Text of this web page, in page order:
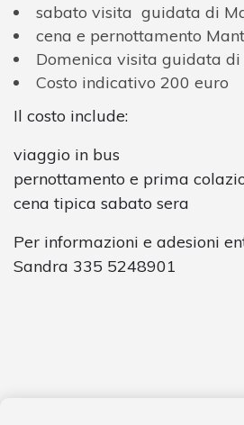
sabato visita guidata di
cena e pernottamento
Domenica visita guidata di
Costo indicativo 200 euro
Il costo include:
viaggio in bus
pernottamento e prima
cena tipica sabato sera
Per informazioni e adesioni
Sandra 335 5248901